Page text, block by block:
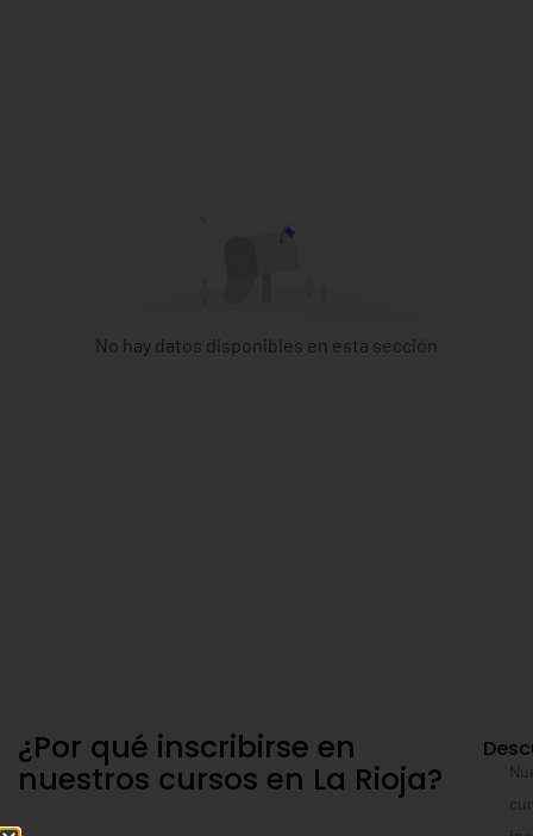
No hay datos disponibles en esta sección
¿Por qué inscribirse en
nuestros cursos en La Rioja?